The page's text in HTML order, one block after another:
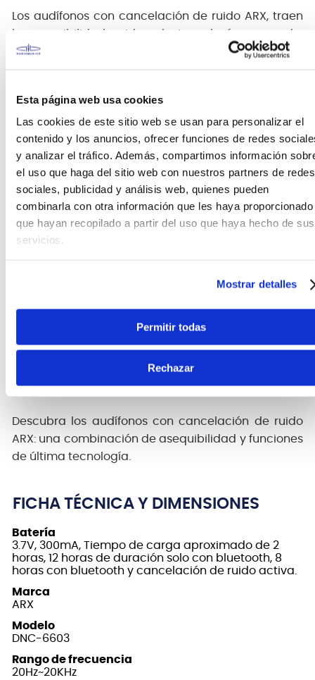
Esta página web usa cookies
Las cookies de este sitio web se usan para personalizar el
contenido y los anuncios, ofrecer funciones de redes
y analizar el tráfico. Además, compartimos información
el uso que haga del sitio web con nuestros partners de redes
sociales, publicidad y análisis web, quienes pueden
combinarla con otra información que les haya proporcionado
que hayan recopilado a partir del uso que haya hecho de sus
servicios.
Mostrar detalles
Permitir todas
Rechazar
Los audífonos con cancelación de ruido ARX, traen
la asequibilidad unida a la tecnología avanzada.
Diseñados para ofrecer un valor excepcional, estos
de 32 Ω, los audífonos ARX ofrecen un sonido
equilibrado de 20 Hz a 20 kHz. Con una sensibilidad
de 97 dB ± 3 dB, cada detalle es nítido.
Con tecnología Bluetooth V5.3, disfrute de una
conexión estable de hasta 10 m para una
transmisión de audio ininterrumpida. Experimente
una calidad de sonido mejorada con reducción
activa de ruido, que reduce el ruido ambiental
para su comodidad con una batería de 3,7 V, 300
reproducción de música por Bluetooth al 60 %-70 %
del volumen, o hasta 8 horas cuando utilice la
cancelación activa de ruido y Bluetooth
simultáneamente.
Descubra los audífonos con cancelación de ruido
ARX: una combinación de asequibilidad y funciones
de última tecnología.
FICHA TÉCNICA Y DIMENSIONES
Batería
3.7V, 300mA, Tiempo de carga aproximado de 2
horas, 12 horas de duración solo con bluetooth, 8
horas con bluetooth y cancelación de ruido activa.
Marca
ARX
Modelo
DNC-6603
Rango de frecuencia
20Hz~20KHz